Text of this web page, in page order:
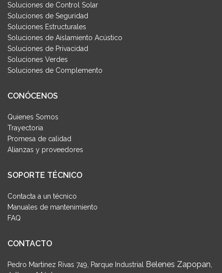
Soluciones de Control Solar
Soluciones de Seguridad
Soluciones Estructurales
Soluciones de Aislamiento Acústico
Soluciones de Privacidad
Soluciones Verdes
Soluciones de Complemento
CONÓCENOS
Quienes Somos
Trayectoria
Promesa de calidad
Alianzas y proveedores
SOPORTE TÉCNICO
Contacta a un técnico
Manuales de mantenimiento
FAQ
CONTACTO
Pedro Martinez Rivas 749, Parque Industrial
Belenes Zapopan,